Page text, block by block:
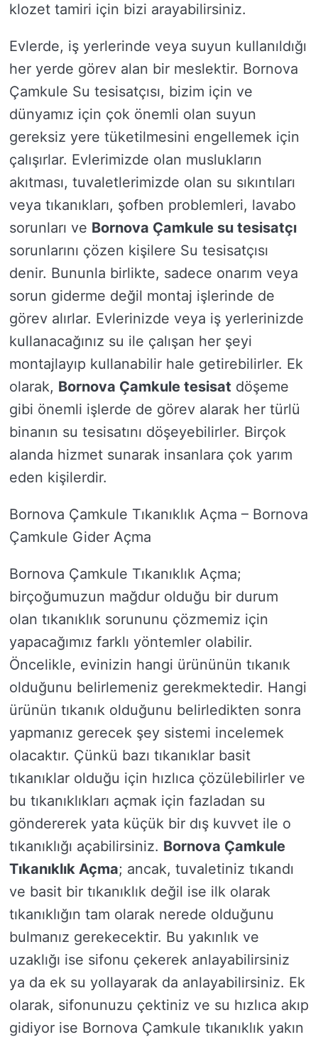
klozet tamiri için bizi arayabilirsiniz.
Evlerde, iş yerlerinde veya suyun kullanıldığı
her yerde görev alan bir meslektir. Bornova
Çamkule Su tesisatçısı, bizim için ve
dünyamız için çok önemli olan suyun
gereksiz yere tüketilmesini engellemek için
çalışırlar. Evlerimizde olan muslukların
akıtması, tuvaletlerimizde olan su sıkıntıları
veya tıkanıkları, şofben problemleri, lavabo
sorunları ve Bornova Çamkule su tesisatçı
sorunlarını çözen kişilere Su tesisatçısı
denir. Bununla birlikte, sadece onarım veya
sorun giderme değil montaj işlerinde de
görev alırlar. Evlerinizde veya iş yerlerinizde
kullanacağınız su ile çalışan her şeyi
montajlayıp kullanabilir hale getirebilirler. Ek
olarak, Bornova Çamkule tesisat döşeme
gibi önemli işlerde de görev alarak her türlü
binanın su tesisatını döşeyebilirler. Birçok
alanda hizmet sunarak insanlara çok yarım
eden kişilerdir.
Bornova Çamkule Tıkanıklık Açma – Bornova
Çamkule Gider Açma
Bornova Çamkule Tıkanıklık Açma;
birçoğumuzun mağdur olduğu bir durum
olan tıkanıklık sorununu çözmemiz için
yapacağımız farklı yöntemler olabilir.
Öncelikle, evinizin hangi ürününün tıkanık
olduğunu belirlemeniz gerekmektedir. Hangi
ürünün tıkanık olduğunu belirledikten sonra
yapmanız gerecek şey sistemi incelemek
olacaktır. Çünkü bazı tıkanıklar basit
tıkanıklar olduğu için hızlıca çözülebilirler ve
bu tıkanıklıkları açmak için fazladan su
göndererek yata küçük bir dış kuvvet ile o
tıkanıklığı açabilirsiniz. Bornova Çamkule
Tıkanıklık Açma; ancak, tuvaletiniz tıkandı
ve basit bir tıkanıklık değil ise ilk olarak
tıkanıklığın tam olarak nerede olduğunu
bulmanız gerekecektir. Bu yakınlık ve
uzaklığı ise sifonu çekerek anlayabilirsiniz
ya da ek su yollayarak da anlayabilirsiniz. Ek
olarak, sifonunuzu çektiniz ve su hızlıca akıp
gidiyor ise Bornova Çamkule tıkanıklık yakın